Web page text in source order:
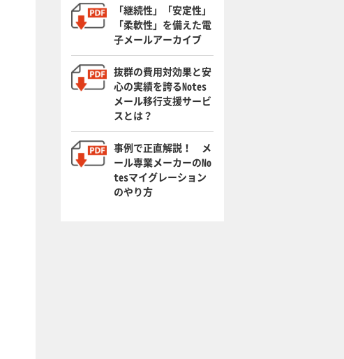
「継続性」「安定性」
「柔軟性」を備えた電
子メールアーカイブ
抜群の費用対効果と安
心の実績を誇るNotes
メール移行支援サービ
スとは？
事例で正直解説！ メ
ール専業メーカーのNo
tesマイグレーション
のやり方